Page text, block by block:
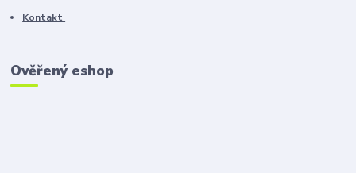
Kontakt
Ověřený eshop